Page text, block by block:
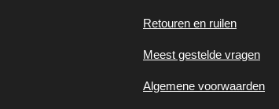
Retouren en ruilen
Meest gestelde vragen
Algemene voorwaarden